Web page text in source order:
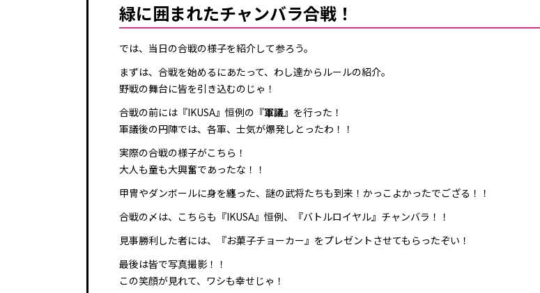
緑に囲まれたチャンバラ合戦！
では、当日の合戦の様子を紹介して参ろう。
まずは、合戦を始めるにあたって、わし達からルールの紹介。
野戦の舞台に皆を引き込むのじゃ！
合戦の前には『IKUSA』恒例の『軍議』 を行った！
軍議後の円陣では、各軍、士気が爆発しとったわ！！
実際の合戦の様子がこちら！
大人も童も大興奮であったな！！
甲冑やダンボールに身を纏った、謎の武将たちも到来！かっこよかったでござる！！
合戦の〆は、こちらも『IKUSA』恒例、『バトルロイヤル』チャンバラ！！
見事勝利した者には、『お菓子チョーカー』をプレゼントさせてもらったぞい！
最後は皆で写真撮影！！
この笑顔が見れて、ワシも幸せじゃ！